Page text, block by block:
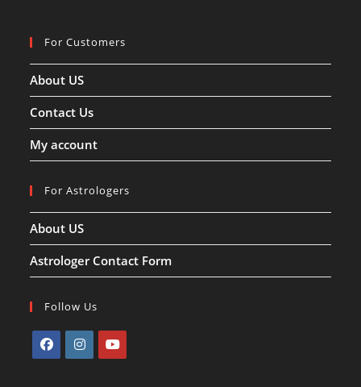
For Customers
About US
Contact Us
My account
For Astrologers
About US
Astrologer Contact Form
Follow Us